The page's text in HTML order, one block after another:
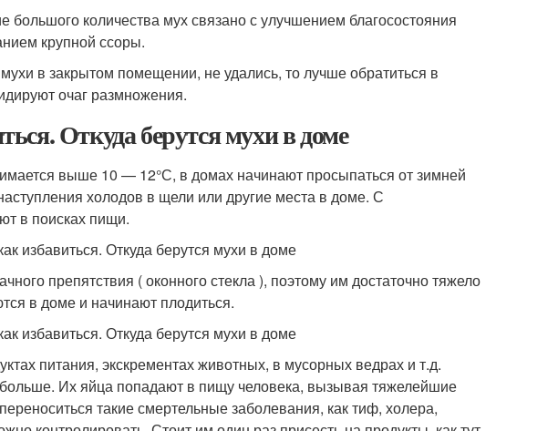
большого количества мух связано с улучшением благосостояния
крупной ссоры.
в закрытом помещении, не удались, то лучше обратиться в
очаг размножения.
Откуда берутся мухи в доме
выше 10 — 12°С, в домах начинают просыпаться от зимней
холодов в щели или другие места в доме. С
в поисках пищи.
препятствия ( оконного стекла ), поэтому им достаточно тяжело
в доме и начинают плодиться.
питания, экскрементах животных, в мусорных ведрах и т.д.
Их яйца попадают в пищу человека, вызывая тяжелейшие
такие смертельные заболевания, как тиф, холера,